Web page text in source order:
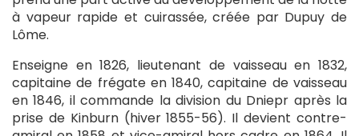
à vapeur rapide et cuirassée, créée par Dupuy de
Lôme.
Enseigne en 1826, lieutenant de vaisseau en 1832,
capitaine de frégate en 1840, capitaine de vaisseau
en 1846, il commande la division du Dniepr après la
prise de Kinburn (hiver 1855-56). Il devient contre-